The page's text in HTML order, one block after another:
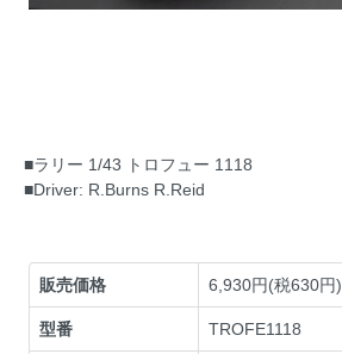
■ラリー 1/43 トロフュー 1118
■Driver: R.Burns R.Reid
販売価格 6,930円(税630円)
型番 TROFE1118